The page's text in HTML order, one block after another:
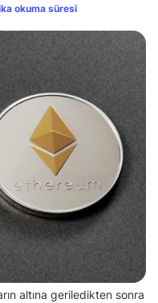
okuma süresi
altına geriledikten sonra